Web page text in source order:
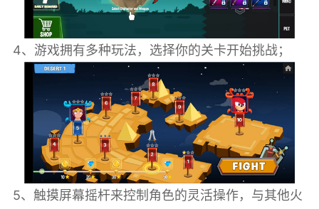
4、游戏拥有多种玩法，选择你的关卡开始挑战；
5、触摸屏幕摇杆来控制角色的灵活操作，与其他火